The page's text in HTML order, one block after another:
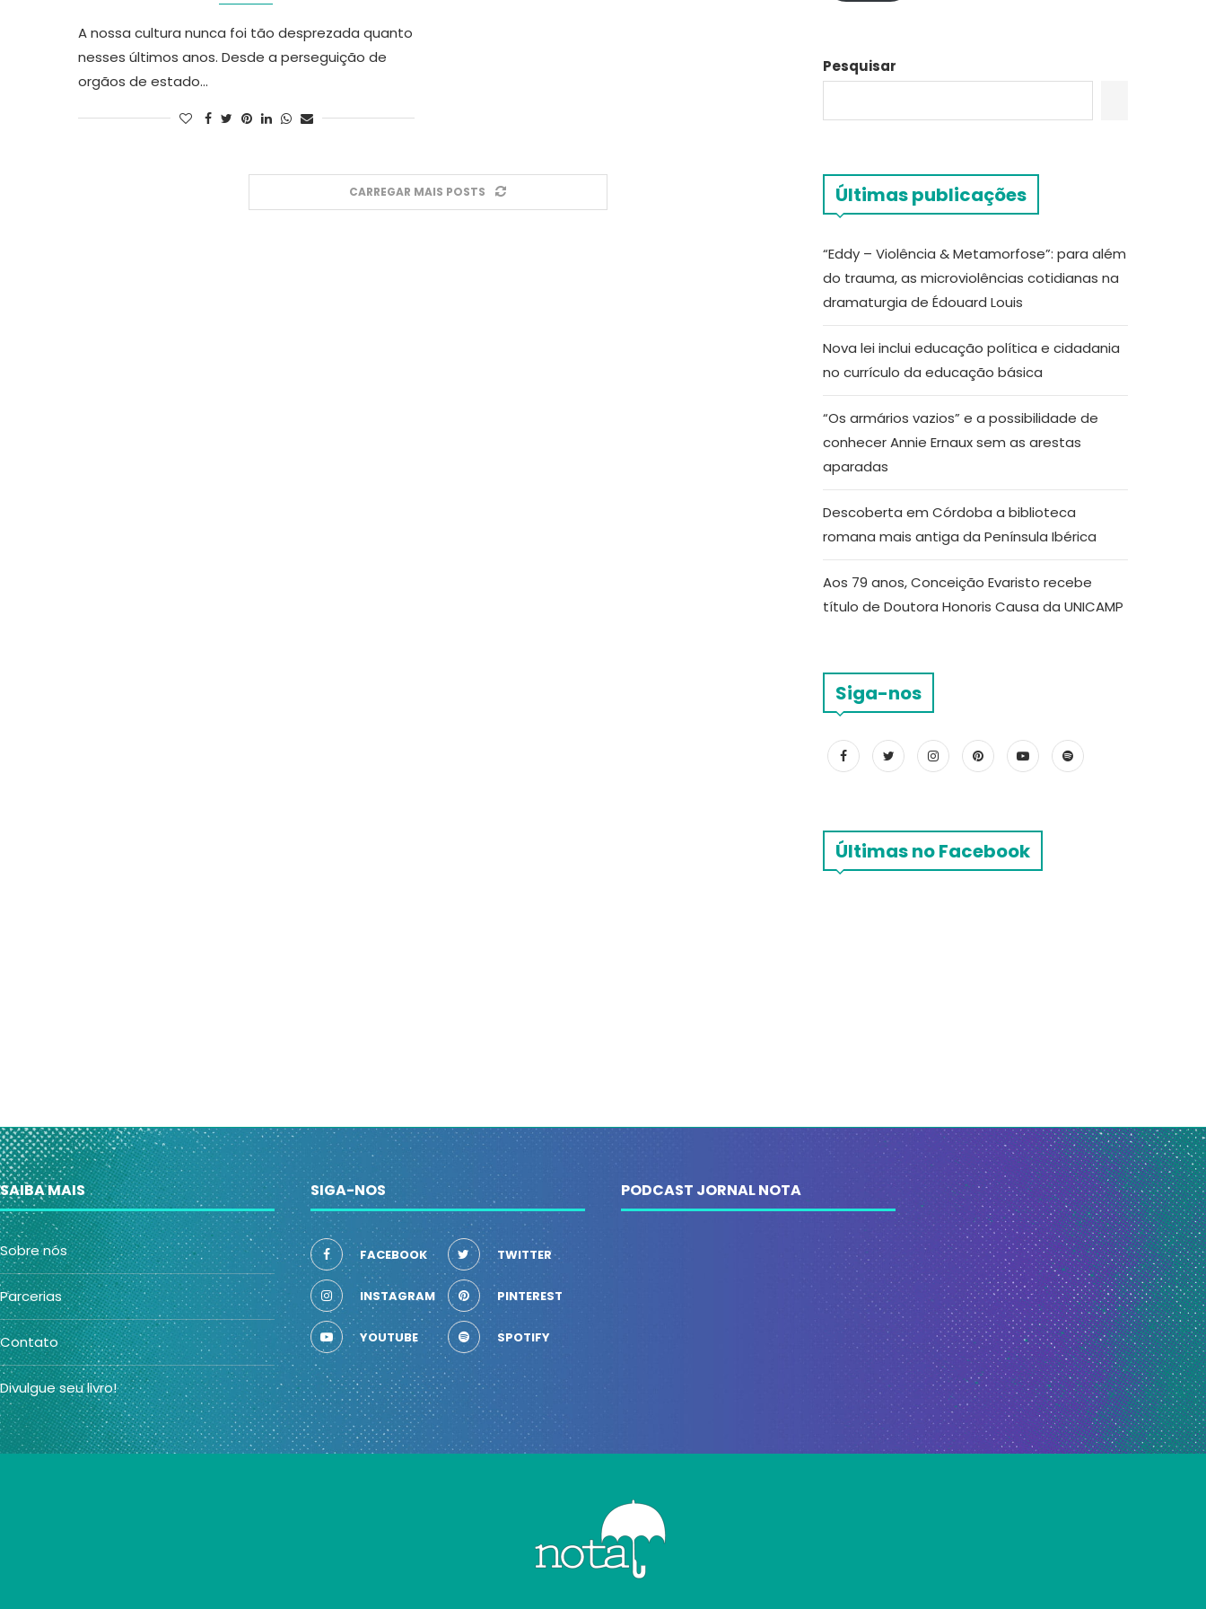
A nossa cultura nunca foi tão desprezada quanto
nesses últimos anos. Desde a perseguição de
orgãos de estado…
CARREGAR MAIS POSTS
Pesquisar
Últimas publicações
“Eddy – Violência & Metamorfose”: para além
do trauma, as microviolências cotidianas na
dramaturgia de Édouard Louis
Nova lei inclui educação política e cidadania
no currículo da educação básica
“Os armários vazios” e a possibilidade de
conhecer Annie Ernaux sem as arestas
aparadas
Descoberta em Córdoba a biblioteca
romana mais antiga da Península Ibérica
Aos 79 anos, Conceição Evaristo recebe
título de Doutora Honoris Causa da UNICAMP
Siga-nos
Últimas no Facebook
SAIBA MAIS
Sobre nós
Parcerias
Contato
Divulgue seu livro!
SIGA-NOS
FACEBOOK TWITTER
INSTAGRAM PINTEREST
YOUTUBE SPOTIFY
PODCAST JORNAL NOTA